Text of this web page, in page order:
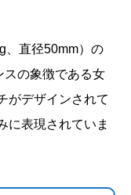
、直径50mm）の
スの象徴である女
がデザインされて
に表現されていま